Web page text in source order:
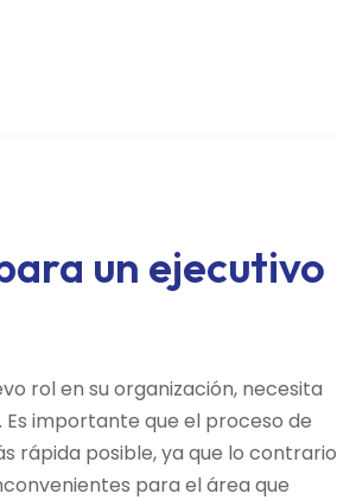
un ejecutivo
rol en su organización, necesita
importante que el proceso de
rápida posible, ya que lo contrario
para el área que